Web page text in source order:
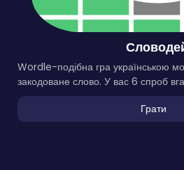
Wordle-подібна гра українською
закодоване слово. У вас 6 спроб
Грати